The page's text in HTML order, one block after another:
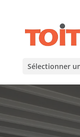
Sélectionner